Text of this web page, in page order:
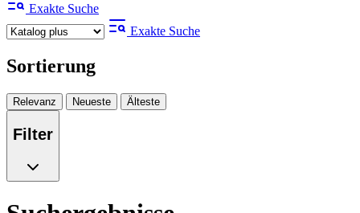
Exakte Suche
Exakte Suche
Sortierung
Relevanz Neueste Älteste
Filter